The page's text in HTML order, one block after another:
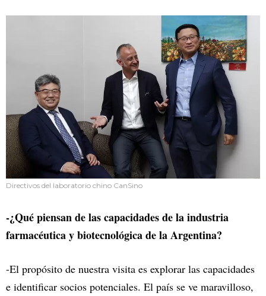
Directivos del laboratorio chino CanSino
-¿Qué piensan de las capacidades de la industria
farmacéutica y biotecnológica de laArgentina?
-El propósito de nuestra visita es explorar las capacidades
e identificar socios potenciales. El país se ve maravilloso,